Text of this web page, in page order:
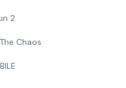
2
Chaos